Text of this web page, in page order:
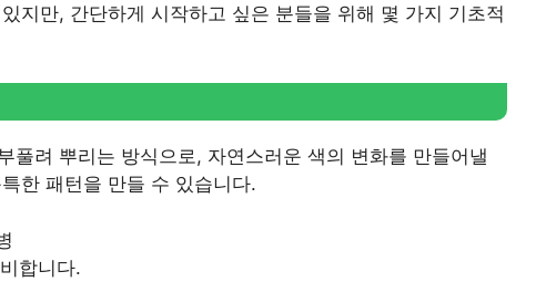
지만, 간단하게 시작하고 싶은 분들을 위해 몇 가지 기초적
풀려 뿌리는 방식으로, 자연스러운 색의 변화를 만들어낼
한 패턴을 만들 수 있습니다.
합니다.